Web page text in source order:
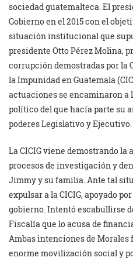
sociedad guatemalteca. El
Gobierno en el 2015 con el
situación institucional que
presidente Otto Pérez Molina,
corrupción demostradas por
la Impunidad en Guatemala
actuaciones se encaminaron
político del que hacía parte su
poderes Legislativo y Ejecutivo.
La CICIG viene demostrando
procesos de investigación y
Jimmy y su familia. Ante tal
expulsar a la CICIG, apoyado
gobierno. Intentó escabullirse
Fiscalía que lo acusa de
Ambas intenciones de
enorme movilización social y